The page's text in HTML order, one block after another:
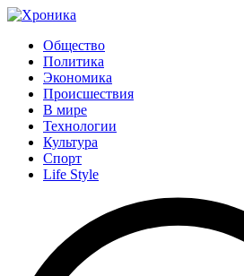
Общество
Политика
Экономика
Происшествия
В мире
Технологии
Культура
Спорт
Life Style